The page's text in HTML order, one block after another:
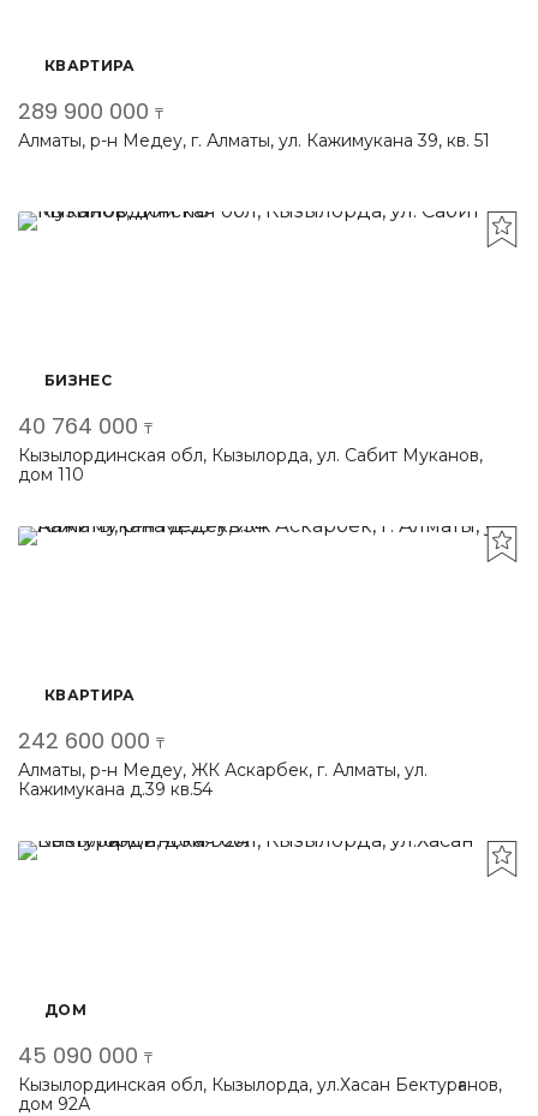
КВАРТИРА
289 900 000 ₸
Алматы, р-н Медеу, г. Алматы, ул. Кажимукана 39, кв. 51
БИЗНЕС
40 764 000 ₸
Кызылординская обл, Кызылорда, ул. Сабит Муканов,
дом 110
КВАРТИРА
242 600 000 ₸
Алматы, р-н Медеу, ЖК Аскарбек, г. Алматы, ул.
Кажимукана д.39 кв.54
ДОМ
45 090 000 ₸
Кызылординская обл, Кызылорда, ул.Хасан Бектурғанов,
дом 92А